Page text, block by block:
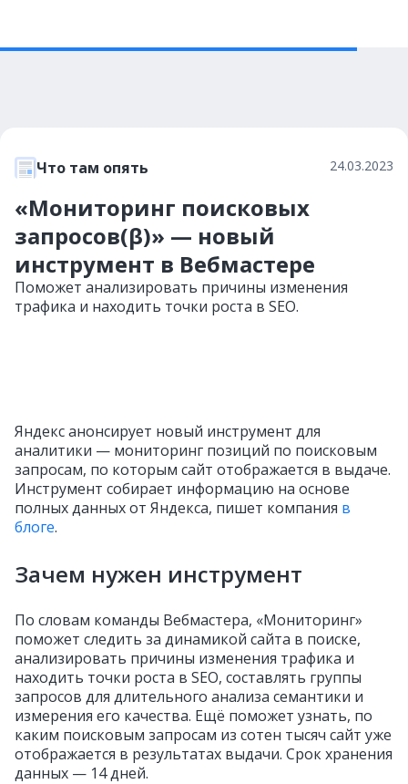
Что там опять 24.03.2023
«Мониторинг поисковых
запросов(β)» — новый
инструмент в Вебмастере
Поможет анализировать причины изменения
трафика и находить точки роста в SEO.
Яндекс анонсирует новый инструмент для
аналитики — мониторинг позиций по поисковым
запросам, по которым сайт отображается в выдаче.
Инструмент собирает информацию на основе
полных данных от Яндекса, пишет компания в
блоге.
Зачем нужен инструмент
По словам команды Вебмастера, «Мониторинг»
поможет следить за динамикой сайта в поиске,
анализировать причины изменения трафика и
находить точки роста в SEO, составлять группы
запросов для длительного анализа семантики и
измерения его качества. Ещё поможет узнать, по
каким поисковым запросам из сотен тысяч сайт уже
отображается в результатах выдачи. Срок хранения
данных — 14 дней.